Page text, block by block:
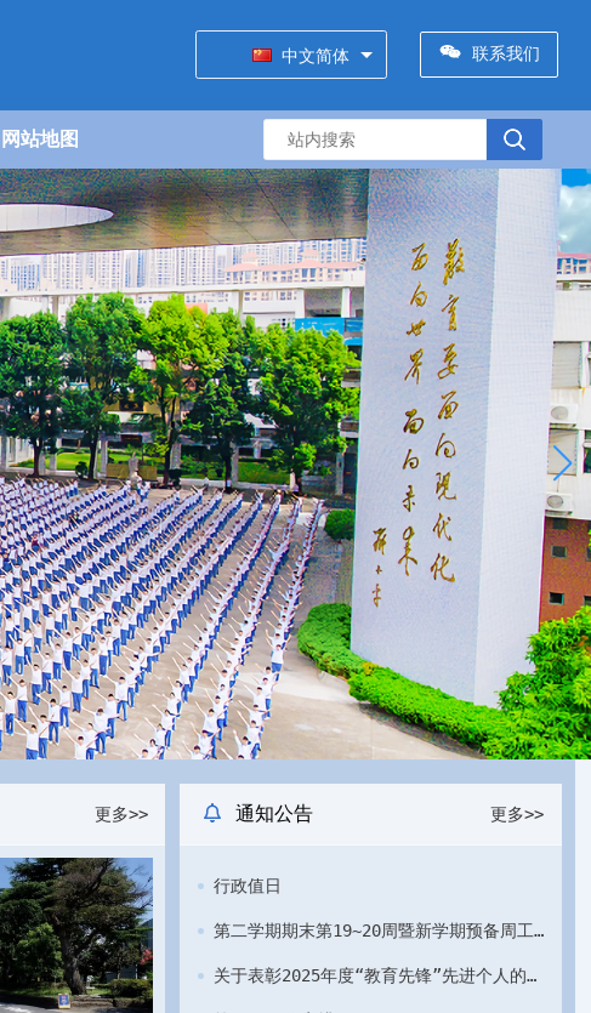
中文简体 联系我们
网站地图
更多>> 通知公告 更多>>
行政值日
第二学期期末第19~20周暨新学期预备周工作安排
关于表彰2025年度“教育先锋”先进个人的决定